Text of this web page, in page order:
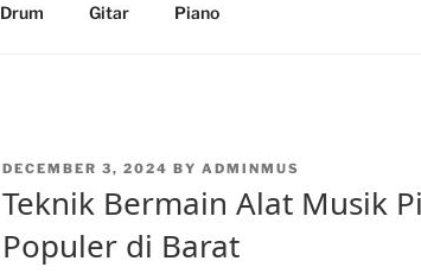
Drum Gitar Piano
POSTED
DECEMBER 3, 2024 BY ADMINMUS
Teknik Bermain Alat Musik
Populer di Barat